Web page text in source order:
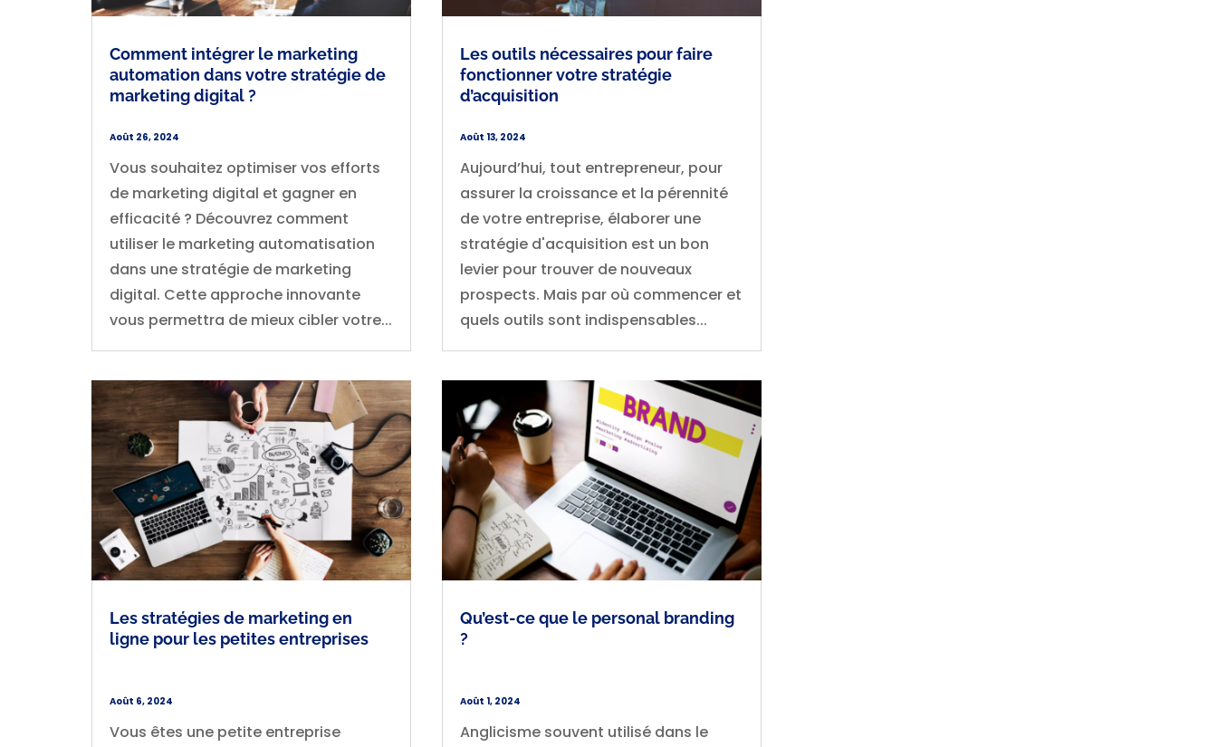
Comment intégrer le marketing
automation dans votre stratégie de
marketing digital ?
Août 26, 2024
Vous souhaitez optimiser vos efforts
de marketing digital et gagner en
efficacité ? Découvrez comment
utiliser le marketing automatisation
dans une stratégie de marketing
digital. Cette approche innovante
vous permettra de mieux cibler votre...
Les stratégies de marketing en
ligne pour les petites entreprises
Août 6, 2024
Vous êtes une petite entreprise
Les outils nécessaires pour faire
fonctionner votre stratégie
d’acquisition
Août 13, 2024
Aujourd’hui, tout entrepreneur, pour
assurer la croissance et la pérennité
de votre entreprise, élaborer une
stratégie d'acquisition est un bon
levier pour trouver de nouveaux
prospects. Mais par où commencer et
quels outils sont indispensables...
Qu’est-ce que le personal branding
?
Août 1, 2024
Anglicisme souvent utilisé dans le